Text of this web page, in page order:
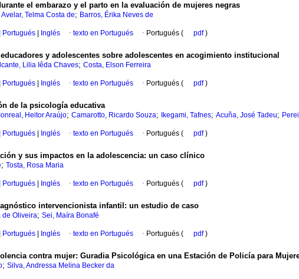
el embarazo y el parto en la evaluación de mujeres negras
Avelar, Telma Costa de; Barros, Érika Neves de
Portugués Inglés · texto en Portugués · Portugués ( pdf)
y adolescentes sobre adolescentes en acogimiento institucional
Lilia Iêda Chaves; Costa, Elson Ferreira
Portugués Inglés · texto en Portugués · Portugués ( pdf)
de la psicología educativa
Heitor Araújo; Camarotto, Ricardo Souza; Ikegami, Tafnes; Acuña, José Tadeu;
Portugués Inglés · texto en Portugués · Portugués ( pdf)
y sus impactos en la adolescencia: un caso clínico
; Tosta, Rosa Maria
Portugués Inglés · texto en Portugués · Portugués ( pdf)
intervencionista infantil: un estudio de caso
de Oliveira; Sei, Maíra Bonafé
Portugués Inglés · texto en Portugués · Portugués ( pdf)
contra mujer: Guradia Psicológica en una Estación de Policía para
; Silva, Andressa Melina Becker da